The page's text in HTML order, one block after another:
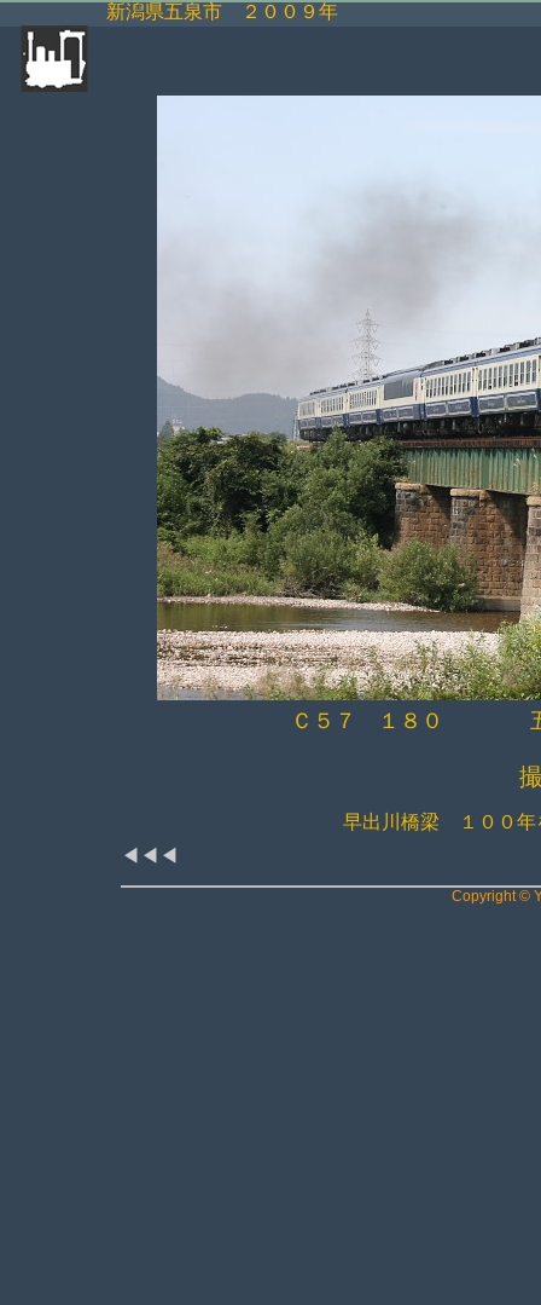
新潟県五泉市 ２００９年
Ｃ５７ １８０ 五泉
早出川橋梁 １００年
◀◀◀
Copyright ©